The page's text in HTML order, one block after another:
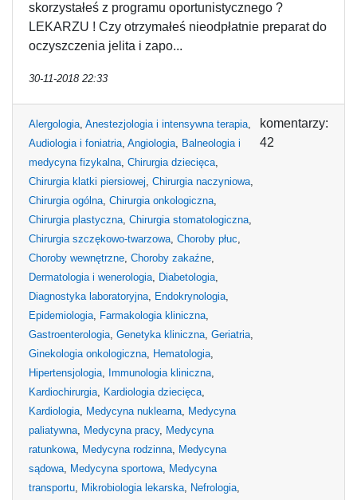
skorzystałeś z programu oportunistycznego ?
LEKARZU ! Czy otrzymałeś nieodpłatnie preparat do
oczyszczenia jelita i zapo...
30-11-2018 22:33
Alergologia, Anestezjologia i intensywna terapia,
Audiologia i foniatria, Angiologia, Balneologia i
medycyna fizykalna, Chirurgia dziecięca,
Chirurgia klatki piersiowej, Chirurgia naczyniowa,
Chirurgia ogólna, Chirurgia onkologiczna,
Chirurgia plastyczna, Chirurgia stomatologiczna,
Chirurgia szczękowo-twarzowa, Choroby płuc,
Choroby wewnętrzne, Choroby zakaźne,
Dermatologia i wenerologia, Diabetologia,
Diagnostyka laboratoryjna, Endokrynologia,
Epidemiologia, Farmakologia kliniczna,
Gastroenterologia, Genetyka kliniczna, Geriatria,
Ginekologia onkologiczna, Hematologia,
Hipertensjologia, Immunologia kliniczna,
Kardiochirurgia, Kardiologia dziecięca,
Kardiologia, Medycyna nuklearna, Medycyna
paliatywna, Medycyna pracy, Medycyna
ratunkowa, Medycyna rodzinna, Medycyna
sądowa, Medycyna sportowa, Medycyna
transportu, Mikrobiologia lekarska, Nefrologia,
komentarzy:
42